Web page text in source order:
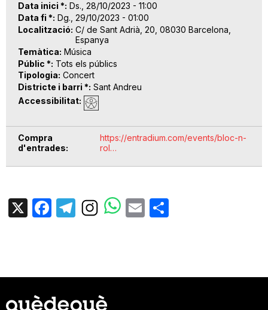
Data inici * Ds., 28/10/2023 - 11:00
Data fi * Dg., 29/10/2023 - 01:00
Localització C/ de Sant Adrià, 20, 08030 Barcelona,
Espanya
Temàtica Música
Públic * Tots els públics
Tipologia Concert
Districte i barri * Sant Andreu
Accessibilitat
Compra
d'entrades
https://entradium.com/events/bloc-n-
rol…
X Facebook
TelegramEmail